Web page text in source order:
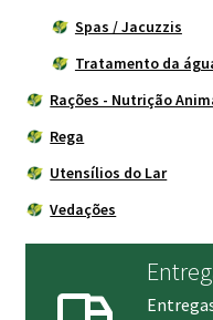
Spas / Jacuzzis
Tratamento da
Rações - Nutrição
Rega
Utensílios do Lar
Vedações